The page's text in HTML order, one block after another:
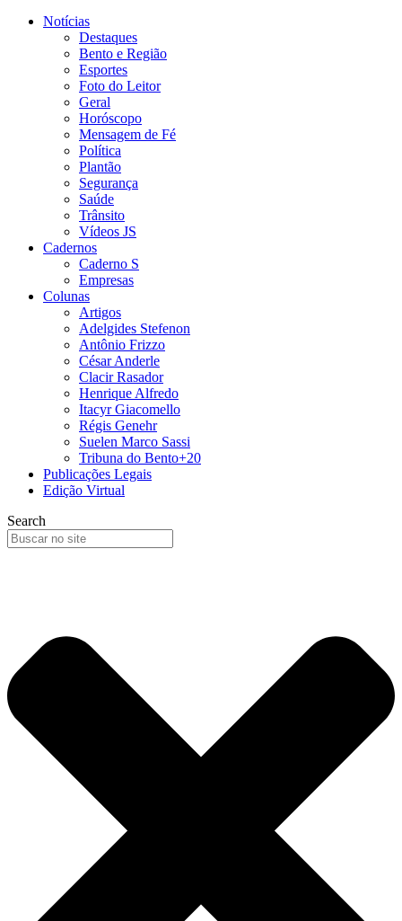
Notícias
Destaques
Bento e Região
Esportes
Foto do Leitor
Geral
Horóscopo
Mensagem de Fé
Política
Plantão
Segurança
Saúde
Trânsito
Vídeos JS
Cadernos
Caderno S
Empresas
Colunas
Artigos
Adelgides Stefenon
Antônio Frizzo
César Anderle
Clacir Rasador
Henrique Alfredo
Itacyr Giacomello
Régis Genehr
Suelen Marco Sassi
Tribuna do Bento+20
Publicações Legais
Edição Virtual
Search